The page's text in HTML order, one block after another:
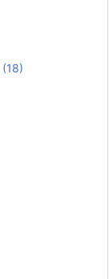
(18)